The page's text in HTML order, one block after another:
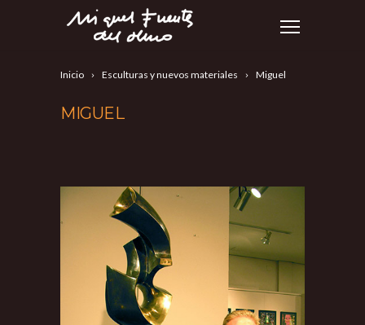
Inicio Esculturas y nuevos materiales Miguel
MIGUEL